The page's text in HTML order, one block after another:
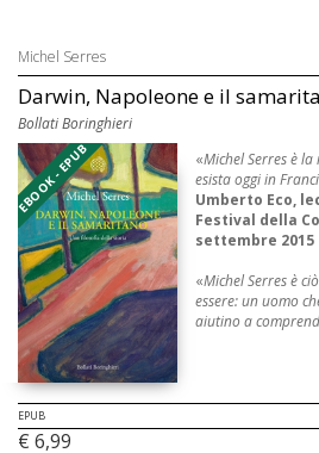
Michel Serres
Darwin, Napoleone e il
Bollati Boringhieri
EBOOK - EPUB «Michel Serres è
esista oggi in
Umberto Eco,
Festival della
settembre 2015
«Michel Serres è
essere: un uomo
aiutino a
EPUB
€ 6,99